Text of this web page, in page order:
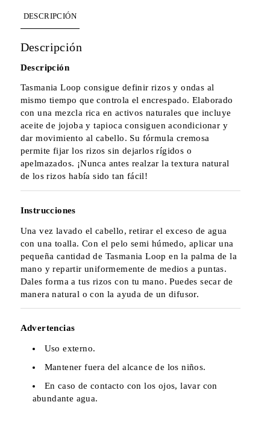
DESCRIPCIÓN
Descripción
Descripción
Tasmania Loop consigue definir rizos y ondas al
mismo tiempo que controla el encrespado. Elaborado
con una mezcla rica en activos naturales que incluye
aceite de jojoba y tapioca consiguen acondicionar y
dar movimiento al cabello. Su fórmula cremosa
permite fijar los rizos sin dejarlos rígidos o
apelmazados. ¡Nunca antes realzar la textura natural
de los rizos había sido tan fácil!
Instrucciones
Una vez lavado el cabello, retirar el exceso de agua
con una toalla. Con el pelo semi húmedo, aplicar una
pequeña cantidad de Tasmania Loop en la palma de la
mano y repartir uniformemente de medios a puntas.
Dales forma a tus rizos con tu mano. Puedes secar de
manera natural o con la ayuda de un difusor.
Advertencias
Uso externo.
Mantener fuera del alcance de los niños.
En caso de contacto con los ojos, lavar con
abundante agua.